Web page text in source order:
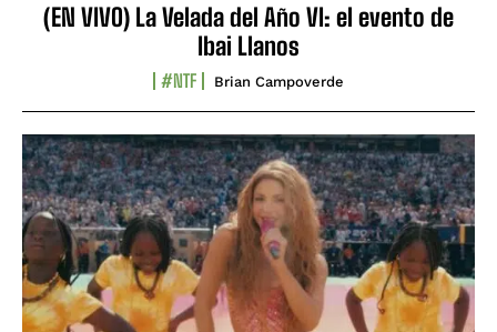
(EN VIVO) La Velada del Año VI: el evento de
Ibai Llanos
#NTF Brian Campoverde